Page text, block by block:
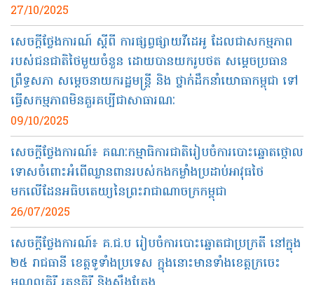
27/10/2025
សេចក្ដីថ្លែងការណ៍ ស្ដីពី ការផ្សព្វផ្សាយវីដេអូ ដែលជាសកម្មភាព
របស់ជនជាតិថៃមួយចំនួន ដោយបានយករូបថត សម្តេចប្រធាន
ព្រឹទ្ធសភា សម្តេចនាយករដ្ឋមន្ត្រី និង ថ្នាក់ដឹកនាំយោធាកម្ពុជា ទៅ
ធ្វើសកម្មភាពមិនគួរគប្បីជាសាធារណៈ
09/10/2025
សេចក្ដីថ្លែងការណ៍៖ គណៈកម្មាធិការជាតិរៀបចំការបោះឆ្នោតថ្កោល
ទោសចំពោះអំពើឈ្លានពានរបស់កងកម្លាំងប្រដាប់អាវុធថៃ
មកលើដែនអធិបតេយ្យនៃព្រះរាជាណាចក្រកម្ពុជា
26/07/2025
សេចក្តីថ្លែងការណ៍៖ គ.ជ.ប រៀបចំការបោះឆ្នោតជាប្រក្រតី នៅក្នុង
២៥ រាជធានី ខេត្តទូទាំងប្រទេស ក្នុងនោះមានទាំងខេត្តក្រចេះ